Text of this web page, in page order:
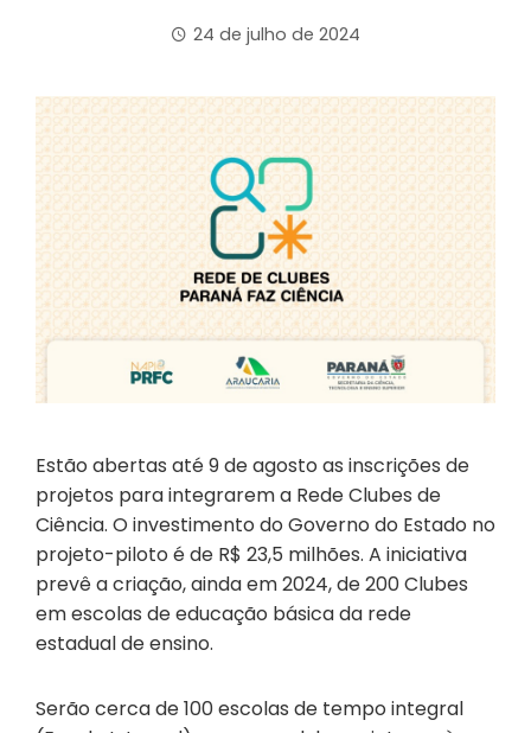
24 de julho de 2024
Estão abertas até 9 de agosto as inscrições de
projetos para integrarem a Rede Clubes de
Ciência. O investimento do Governo do Estado no
projeto-piloto é de R$ 23,5 milhões. A iniciativa
prevê a criação, ainda em 2024, de 200 Clubes
em escolas de educação básica da rede
estadual de ensino.
Serão cerca de 100 escolas de tempo integral